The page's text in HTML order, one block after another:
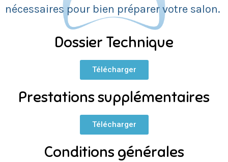
nécessaires pour bien préparer votre salon.
Dossier Technique
Télécharger
Prestations supplémentaires
Télécharger
Conditions générales